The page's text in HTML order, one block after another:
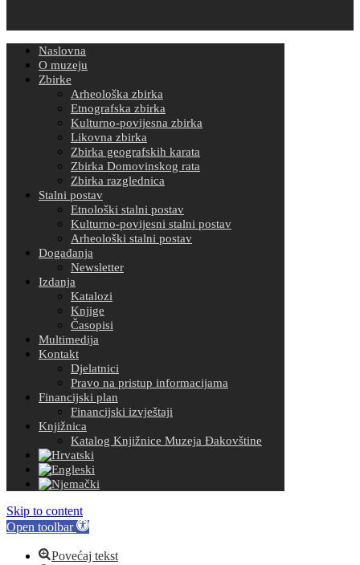
Naslovna
O muzeju
Zbirke
Arheološka zbirka
Etnografska zbirka
Kulturno-povijesna zbirka
Likovna zbirka
Zbirka geografskih karata
Zbirka Domovinskog rata
Zbirka razglednica
Stalni postav
Etnološki stalni postav
Kulturno-povijesni stalni postav
Arheološki stalni postav
Događanja
Newsletter
Izdanja
Katalozi
Knjige
Časopisi
Multimedija
Kontakt
Djelatnici
Pravo na pristup informacijama
Financijski plan
Financijski izvještaji
Knjižnica
Katalog Knjižnice Muzeja Đakovštine
Skip to content
Open toolbar
Povećaj tekst